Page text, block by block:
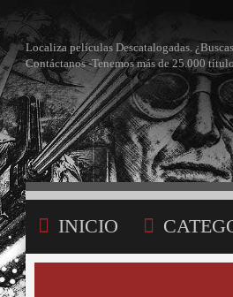
Localiza películas Descatalogadas.
Contáctanos -Tenemos más de 25.000
INICIO